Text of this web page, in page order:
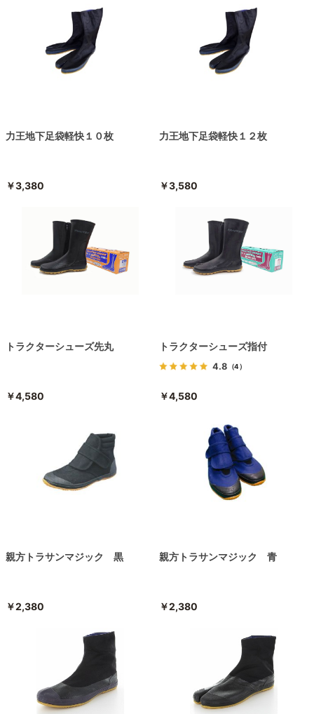
力王地下足袋軽快１０枚
￥3,380
力王地下足袋軽快１２枚
￥3,580
トラクターシューズ先丸
￥4,580
トラクターシューズ指付
4.8 （4）
￥4,580
親方トラサンマジック 黒
￥2,380
親方トラサンマジック 青
￥2,380